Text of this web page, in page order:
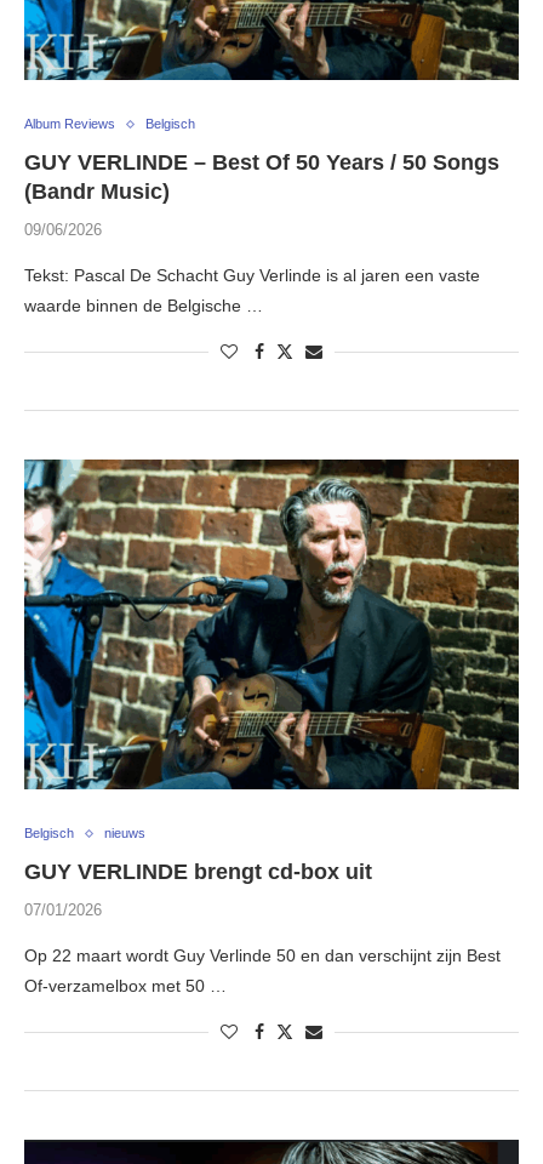
Album Reviews Belgisch
GUY VERLINDE – Best Of 50 Years / 50 Songs
(Bandr Music)
09/06/2026
Tekst: Pascal De Schacht Guy Verlinde is al jaren een vaste
waarde binnen de Belgische …
Belgisch nieuws
GUY VERLINDE brengt cd-box uit
07/01/2026
Op 22 maart wordt Guy Verlinde 50 en dan verschijnt zijn Best
Of-verzamelbox met 50 …